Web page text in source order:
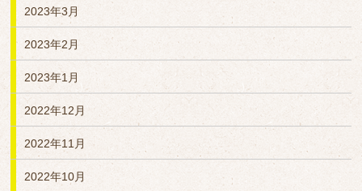
2023年3月
2023年2月
2023年1月
2022年12月
2022年11月
2022年10月